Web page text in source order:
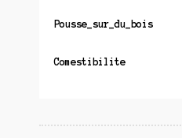
Pousse_sur_du_bois
Comestibilite